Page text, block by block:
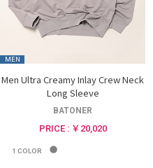
MEN
Men Ultra Creamy Inlay Crew Neck
Long Sleeve
BATONER
PRICE : ￥20,020
1 COLOR